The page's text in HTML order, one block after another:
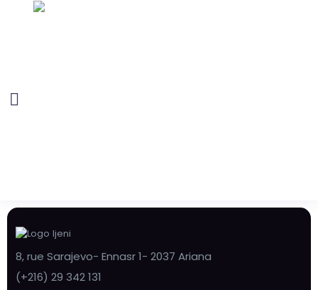
8, rue Sarajevo- Ennasr 1- 2037 Ariana
(+216) 29 342 131